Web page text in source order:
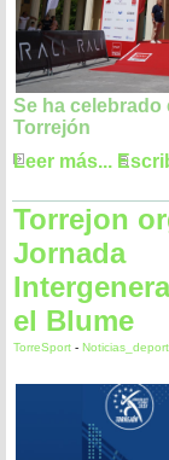
Se ha celebrado
Torrejón
Leer más...
Torrejon
Jornada
el Blume
TorreSport -